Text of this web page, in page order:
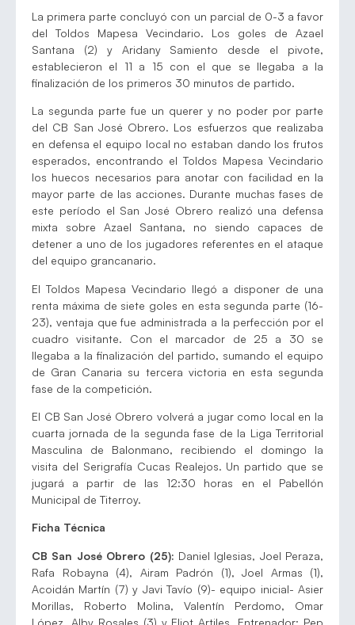
La primera parte concluyó con un parcial de 0-3 a favor
del Toldos Mapesa Vecindario. Los goles de Azael
Santana (2) y Aridany Samiento desde el pivote,
establecieron el 11 a 15 con el que se llegaba a la
finalización de los primeros 30 minutos de partido.
La segunda parte fue un querer y no poder por parte
del CB San José Obrero. Los esfuerzos que realizaba
en defensa el equipo local no estaban dando los frutos
esperados, encontrando el Toldos Mapesa Vecindario
los huecos necesarios para anotar con facilidad en la
mayor parte de las acciones. Durante muchas fases de
este período el San José Obrero realizó una defensa
mixta sobre Azael Santana, no siendo capaces de
detener a uno de los jugadores referentes en el ataque
del equipo grancanario.
El Toldos Mapesa Vecindario llegó a disponer de una
renta máxima de siete goles en esta segunda parte (16-
23), ventaja que fue administrada a la perfección por el
cuadro visitante. Con el marcador de 25 a 30 se
llegaba a la finalización del partido, sumando el equipo
de Gran Canaria su tercera victoria en esta segunda
fase de la competición.
El CB San José Obrero volverá a jugar como local en la
cuarta jornada de la segunda fase de la Liga Territorial
Masculina de Balonmano, recibiendo el domingo la
visita del Serigrafía Cucas Realejos. Un partido que se
jugará a partir de las 12:30 horas en el Pabellón
Municipal de Titerroy.
Ficha Técnica
CB San José Obrero (25): Daniel Iglesias, Joel Peraza,
Rafa Robayna (4), Airam Padrón (1), Joel Armas (1),
Acoidán Martín (7) y Javi Tavío (9)- equipo inicial- Asier
Morillas, Roberto Molina, Valentín Perdomo, Omar
López, Alby Rosales (3) y Eliot Artiles. Entrenador: Pep